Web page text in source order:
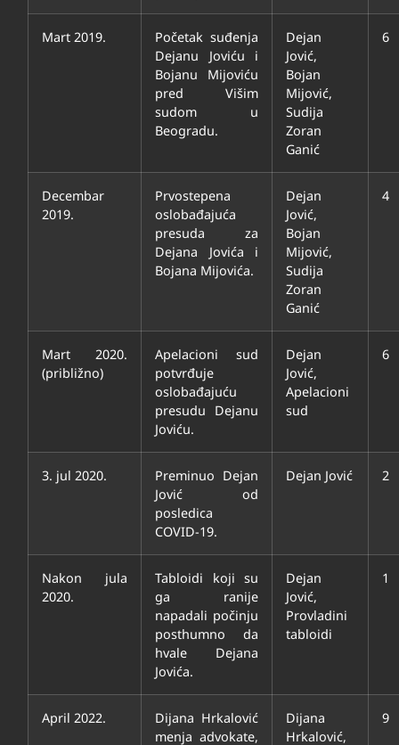
Mart 2019.
Početak suđenja
Dejanu Joviću i
Bojanu Mijoviću
pred Višim
sudom u
Beogradu.
Dejan
Jović,
Bojan
Mijović,
Sudija
Zoran
Ganić
6
Decembar
2019.
Prvostepena
oslobađajuća
presuda za
Dejana Jovića i
Bojana Mijovića.
Dejan
Jović,
Bojan
Mijović,
Sudija
Zoran
Ganić
4
Mart 2020.
(približno)
Apelacioni sud
potvrđuje
oslobađajuću
presudu Dejanu
Joviću.
Dejan
Jović,
Apelacioni
sud
6
3. jul 2020.
Preminuo Dejan
Jović od
posledica
COVID-19.
Dejan Jović 2
Nakon jula
2020.
Tabloidi koji su
ga ranije
napadali počinju
posthumno da
hvale Dejana
Jovića.
Dejan
Jović,
Provladini
tabloidi
1
April 2022.
Dijana Hrkalović
menja advokate,
Dijana
Hrkalović,
9